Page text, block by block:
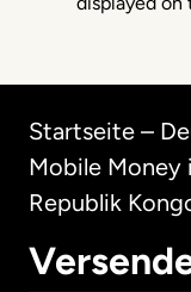
Startseite –
Mobile Money
Republik